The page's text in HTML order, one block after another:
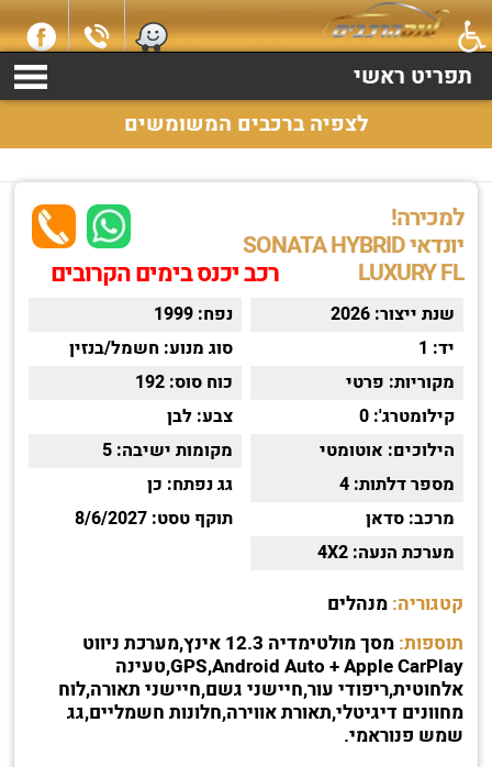
2369*
תפריט ראשי
לצפיה ברכבים המשומשים
למכירה!
יונדאי SONATA HYBRID
LUXURY FL
רכב יכנס בימים הקרובים
שנת ייצור: 2026
יד: 1
מקוריות: פרטי
קילומטרג': 0
הילוכים: אוטומטי
מספר דלתות: 4
מרכב: סדאן
מערכת הנעה: 4X2
נפח: 1999
סוג מנוע: חשמל/בנזין
כוח סוס: 192
צבע: לבן
מקומות ישיבה: 5
גג נפתח: כן
תוקף טסט: 8/6/2027
קטגוריה:מנהלים
תוספות:
מסך מולטימדיה 12.3 אינץ,מערכת ניווט
GPS,Android Auto + Apple CarPlay,טעינה
אלחוטית,ריפודי עור,חיישני גשם,חיישני תאורה,לוח
מחוונים דיגיטלי,תאורת אווירה,חלונות חשמליים,גג
שמש פנוראמי.